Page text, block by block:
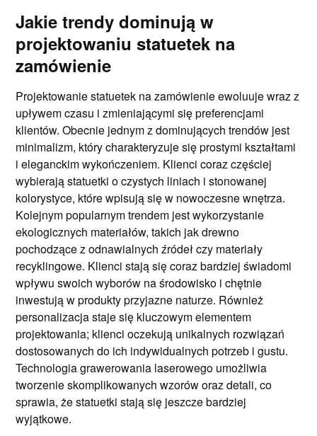
Jakie trendy dominują w
projektowaniu statuetek na
zamówienie
Projektowanie statuetek na zamówienie ewoluuje wraz z
upływem czasu i zmieniającymi się preferencjami
klientów. Obecnie jednym z dominujących trendów jest
minimalizm, który charakteryzuje się prostymi kształtami
i eleganckim wykończeniem. Klienci coraz częściej
wybierają statuetki o czystych liniach i stonowanej
kolorystyce, które wpisują się w nowoczesne wnętrza.
Kolejnym popularnym trendem jest wykorzystanie
ekologicznych materiałów, takich jak drewno
pochodzące z odnawialnych źródeł czy materiały
recyklingowe. Klienci stają się coraz bardziej świadomi
wpływu swoich wyborów na środowisko i chętnie
inwestują w produkty przyjazne naturze. Również
personalizacja staje się kluczowym elementem
projektowania; klienci oczekują unikalnych rozwiązań
dostosowanych do ich indywidualnych potrzeb i gustu.
Technologia grawerowania laserowego umożliwia
tworzenie skomplikowanych wzorów oraz detali, co
sprawia, że statuetki stają się jeszcze bardziej
wyjątkowe.